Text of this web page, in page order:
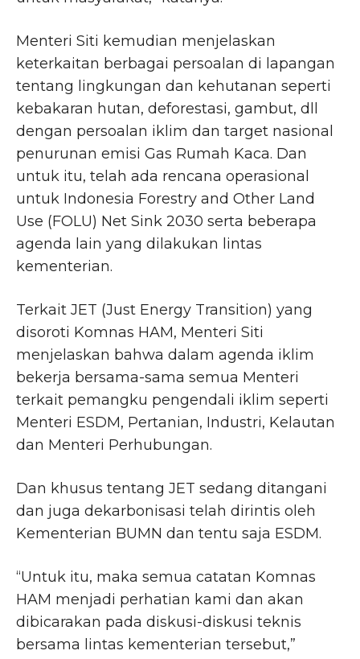
Menteri Siti kemudian menjelaskan
keterkaitan berbagai persoalan di lapangan
tentang lingkungan dan kehutanan seperti
kebakaran hutan, deforestasi, gambut, dll
dengan persoalan iklim dan target nasional
penurunan emisi Gas Rumah Kaca. Dan
untuk itu, telah ada rencana operasional
untuk Indonesia Forestry and Other Land
Use (FOLU) Net Sink 2030 serta beberapa
agenda lain yang dilakukan lintas
kementerian.
Terkait JET (Just Energy Transition) yang
disoroti Komnas HAM, Menteri Siti
menjelaskan bahwa dalam agenda iklim
bekerja bersama-sama semua Menteri
terkait pemangku pengendali iklim seperti
Menteri ESDM, Pertanian, Industri, Kelautan
dan Menteri Perhubungan.
Dan khusus tentang JET sedang ditangani
dan juga dekarbonisasi telah dirintis oleh
Kementerian BUMN dan tentu saja ESDM.
“Untuk itu, maka semua catatan Komnas
HAM menjadi perhatian kami dan akan
dibicarakan pada diskusi-diskusi teknis
bersama lintas kementerian tersebut,”